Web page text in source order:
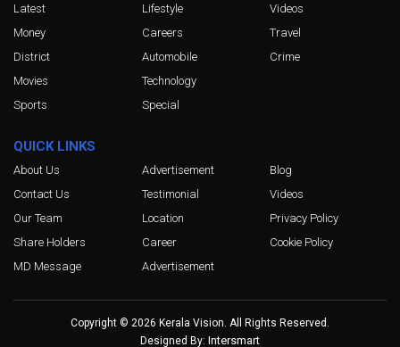
Latest
Money
District
Movies
Sports
Lifestyle
Careers
Automobile
Technology
Special
Videos
Travel
Crime
QUICK LINKS
About Us
Contact Us
Our Team
Share Holders
MD Message
Advertisement
Testimonial
Location
Career
Advertisement
Blog
Videos
Privacy Policy
Cookie Policy
Copyright © 2026 Kerala Vision. All Rights Reserved.
Designed By: Intersmart